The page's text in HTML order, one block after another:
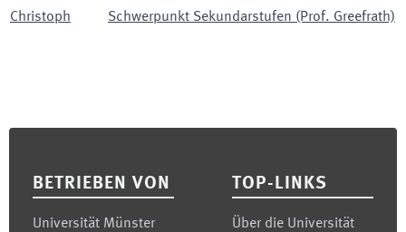
Christoph
Schwerpunkt Sekundarstufen (Prof. Greefrath)
BETRIEBEN VON
Universität Münster
TOP-LINKS
Über die Universität